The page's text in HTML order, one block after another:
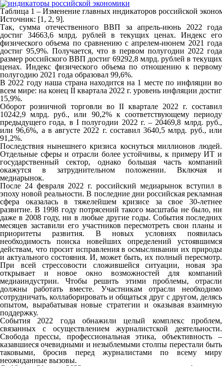
Таблица 1 – Изменение главных индикаторов российской
Источник: [1, 2, 9].
Так, сумма отечественного ВВП за апрель-июнь 2022 года
достиг 34663,6 млрд. рублей в текущих ценах. Индекс его
физического объема по сравнению с апрелем-июнем 2021 года
достиг 95,9%. Получается, что в первом полугодии 2022 года
размер российского ВВП достиг 69292,8 млрд. рублей в текущих
ценах. Индекс физического объема по отношению к первому
полугодию 2021 года образовал 99,6%.
В 2022 году наша страна находится на 1 месте по инфляции во
всем мире: на конец II квартала 2022 г. уровень инфляции достиг
15,9%.
Оборот розничной торговли во II квартале 2022 г. составил
10242,9 млрд. руб., или 90,2% к соответствующему периоду
предыдущего года, в I полугодии 2022 г. – 20469,8 млрд. руб.,
или 96,6%, а в августе 2022 г. составил 3640,5 млрд. руб., или
91,2%.
Последствия нынешнего кризиса коснуться миллионов людей.
Отдельные сферы и отрасли более устойчивы, к примеру ИТ и
государственный сектор, однако большая часть компаний
окажутся в затруднительном положении. Включая и
медиарынок.
После 24 февраля 2022 г. российский медиарынок вступил в
эпоху новой реальности. В последние дни российская рекламная
сфера оказалась в тяжелейшем кризисе за свое 30-летнее
развитие. В 1998 году потрясений такого масштаба не было, ни
даже в 2008 году, ни в любые другие годы. События последних
месяцев заставили его участников пересмотреть свои планы и
приоритеты развития. В новых условиях появилась
необходимость поиска новейших определений устоявшимся
действам, что просит исправления в осмысливании их природы
и актуального состояния. И, может быть, их полный пересмотр.
При всей стрессовости сложившейся ситуации, новая эра
открывает и новое окно возможностей для компаний
медиаиндустрии. Чтобы решить этими проблемы, отрасли
должны работать вместе. Участникам отрасли необходимо
сотрудничать, коллаборировать и общаться друг с другом, делясь
опытом, вырабатывая новые стратегии и оказывая взаимную
поддержку.
События 2022 года обнажили целый комплекс проблем,
связанных с осуществлением журналистской деятельности.
Свобода прессы, профессиональная этика, объективность –
казавшиеся очевидными и незыблемыми столпы перестали быть
таковыми, бросив перед журналистами по всему миру
неожиданные вызовы.